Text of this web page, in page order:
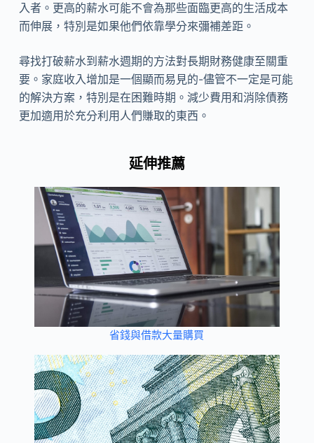
入者。更高的薪水可能不會為那些面臨更高的生活成本
而伸展，特別是如果他們依靠學分來彌補差距。
尋找打破薪水到薪水週期的方法對長期財務健康至關重
要。家庭收入增加是一個顯而易見的-儘管不一定是可能
的解決方案，特別是在困難時期。減少費用和消除債務
更加適用於充分利用人們賺取的東西。
延伸推薦
省錢與借款大量購買